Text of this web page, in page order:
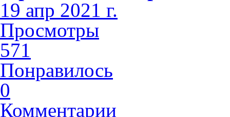
19 апр 2021 г.
Просмотры
571
Понравилось
0
Комментарии